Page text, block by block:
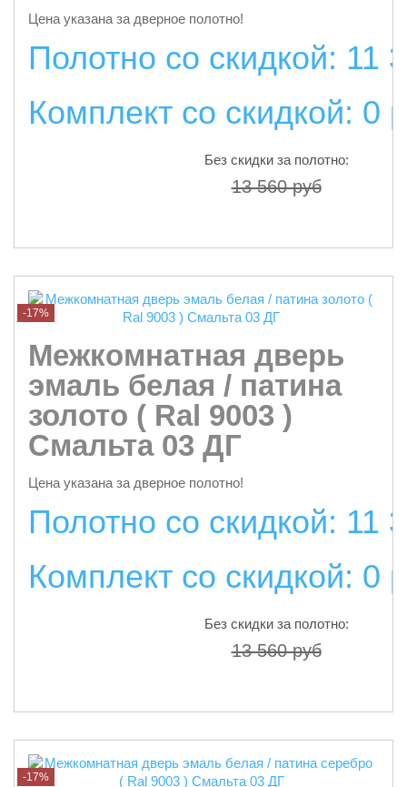
Цена указана за дверное полотно!
Полотно со скидкой: 11
Комплект со скидкой: 0
Без скидки за полотно:
13 560 руб
-17%
Межкомнатная дверь
эмаль белая / патина
золото ( Ral 9003 )
Смальта 03 ДГ
Цена указана за дверное полотно!
Полотно со скидкой: 11
Комплект со скидкой: 0
Без скидки за полотно:
13 560 руб
-17%